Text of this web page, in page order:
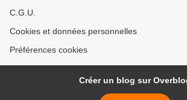
C.G.U.
Cookies et données personnelles
Préférences cookies
Créer un blog sur